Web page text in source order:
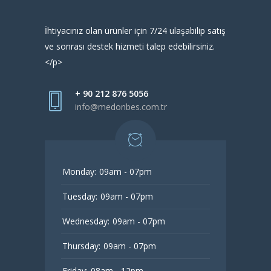
İhtiyacınız olan ürünler için 7/24 ulaşabilip satış
ve sonrası destek hizmeti talep edebilirsiniz.
</p>
+ 90 212 876 5056
info@medonbes.com.tr
Monday: 09am - 07pm
Tuesday: 09am - 07pm
Wednesday: 09am - 07pm
Thursday: 09am - 07pm